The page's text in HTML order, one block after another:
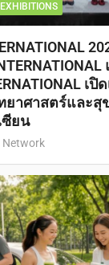
เปิ
ยาศาสตร์และสุ
ซียน
Network